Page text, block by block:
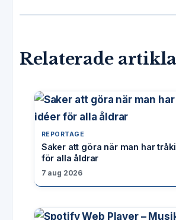
Relaterade
REPORTAGE
Saker att göra när man har
för alla åldrar
7 aug 2026